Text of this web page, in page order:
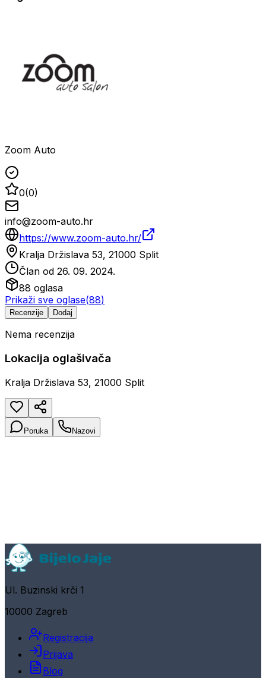
Zoom Auto
0(0)
info@zoom-auto.hr
https://www.zoom-auto.hr/
Kralja Držislava 53, 21000 Split
Član od 26. 09. 2024.
88 oglasa
Prikaži sve oglase(88)
Recenzije Dodaj
Nema recenzija
Lokacija oglašivača
Kralja Držislava 53, 21000 Split
Poruka Nazovi
Ul. Buzinski krči 1
10000 Zagreb
Registracija
Prijava
Blog